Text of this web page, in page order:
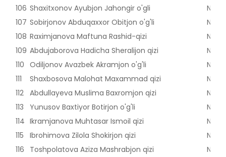
106 Shaxitxonov Ayubjon Jahongir o'gli
107 Sobirjonov Abduqaxxor Obitjon o'g'li
108 Raximjanova Maftuna Rashid-qizi
109 Abdujaborova Hadicha Sheralijon qizi
110 Odiljonov Avazbek Akramjon o'g'li
111
Shaxbosova Malohat Maxammad qizi
112 Abdullayeva Muslima Baxromjon qizi
113
Yunusov Baxtiyor Botirjon o'g'li
114 Ikramjanova Muhtasar Ismoil qizi
115
Ibrohimova Zilola Shokirjon qizi
116
Toshpolatova Aziza Mashrabjon qizi